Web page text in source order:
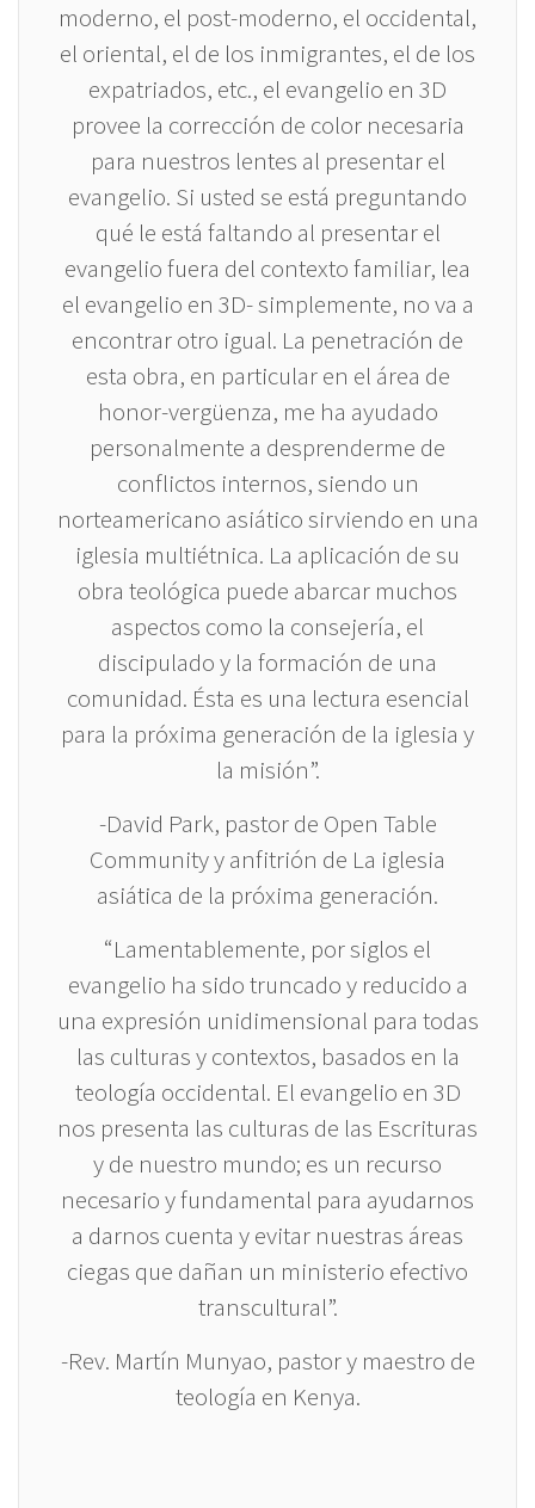
moderno, el post-moderno, el occidental,
el oriental, el de los inmigrantes, el de los
expatriados, etc., el evangelio en 3D
provee la corrección de color necesaria
para nuestros lentes al presentar el
evangelio. Si usted se está preguntando
qué le está faltando al presentar el
evangelio fuera del contexto familiar, lea
el evangelio en 3D- simplemente, no va a
encontrar otro igual. La penetración de
esta obra, en particular en el área de
honor-vergüenza, me ha ayudado
personalmente a desprenderme de
conflictos internos, siendo un
norteamericano asiático sirviendo en una
iglesia multiétnica. La aplicación de su
obra teológica puede abarcar muchos
aspectos como la consejería, el
discipulado y la formación de una
comunidad. Ésta es una lectura esencial
para la próxima generación de la iglesia y
la misión”.
-David Park, pastor de Open Table
Community y anfitrión de La iglesia
asiática de la próxima generación.
“Lamentablemente, por siglos el
evangelio ha sido truncado y reducido a
una expresión unidimensional para todas
las culturas y contextos, basados en la
teología occidental. El evangelio en 3D
nos presenta las culturas de las Escrituras
y de nuestro mundo; es un recurso
necesario y fundamental para ayudarnos
a darnos cuenta y evitar nuestras áreas
ciegas que dañan un ministerio efectivo
transcultural”.
-Rev. Martín Munyao, pastor y maestro de
teología en Kenya.​